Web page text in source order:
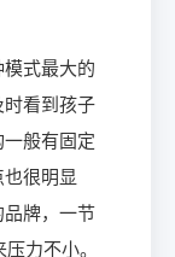
式最大的
看到孩子
般有固定
很明显
牌，一节
力不小。